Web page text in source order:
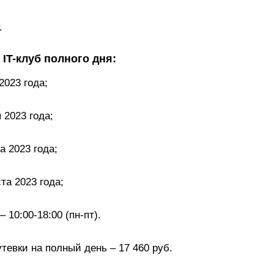
клуб полного дня:
года;
года;
2023 года;
2023 года;
10:00-18:00 (пн-пт).
на полный день – 17 460 руб.